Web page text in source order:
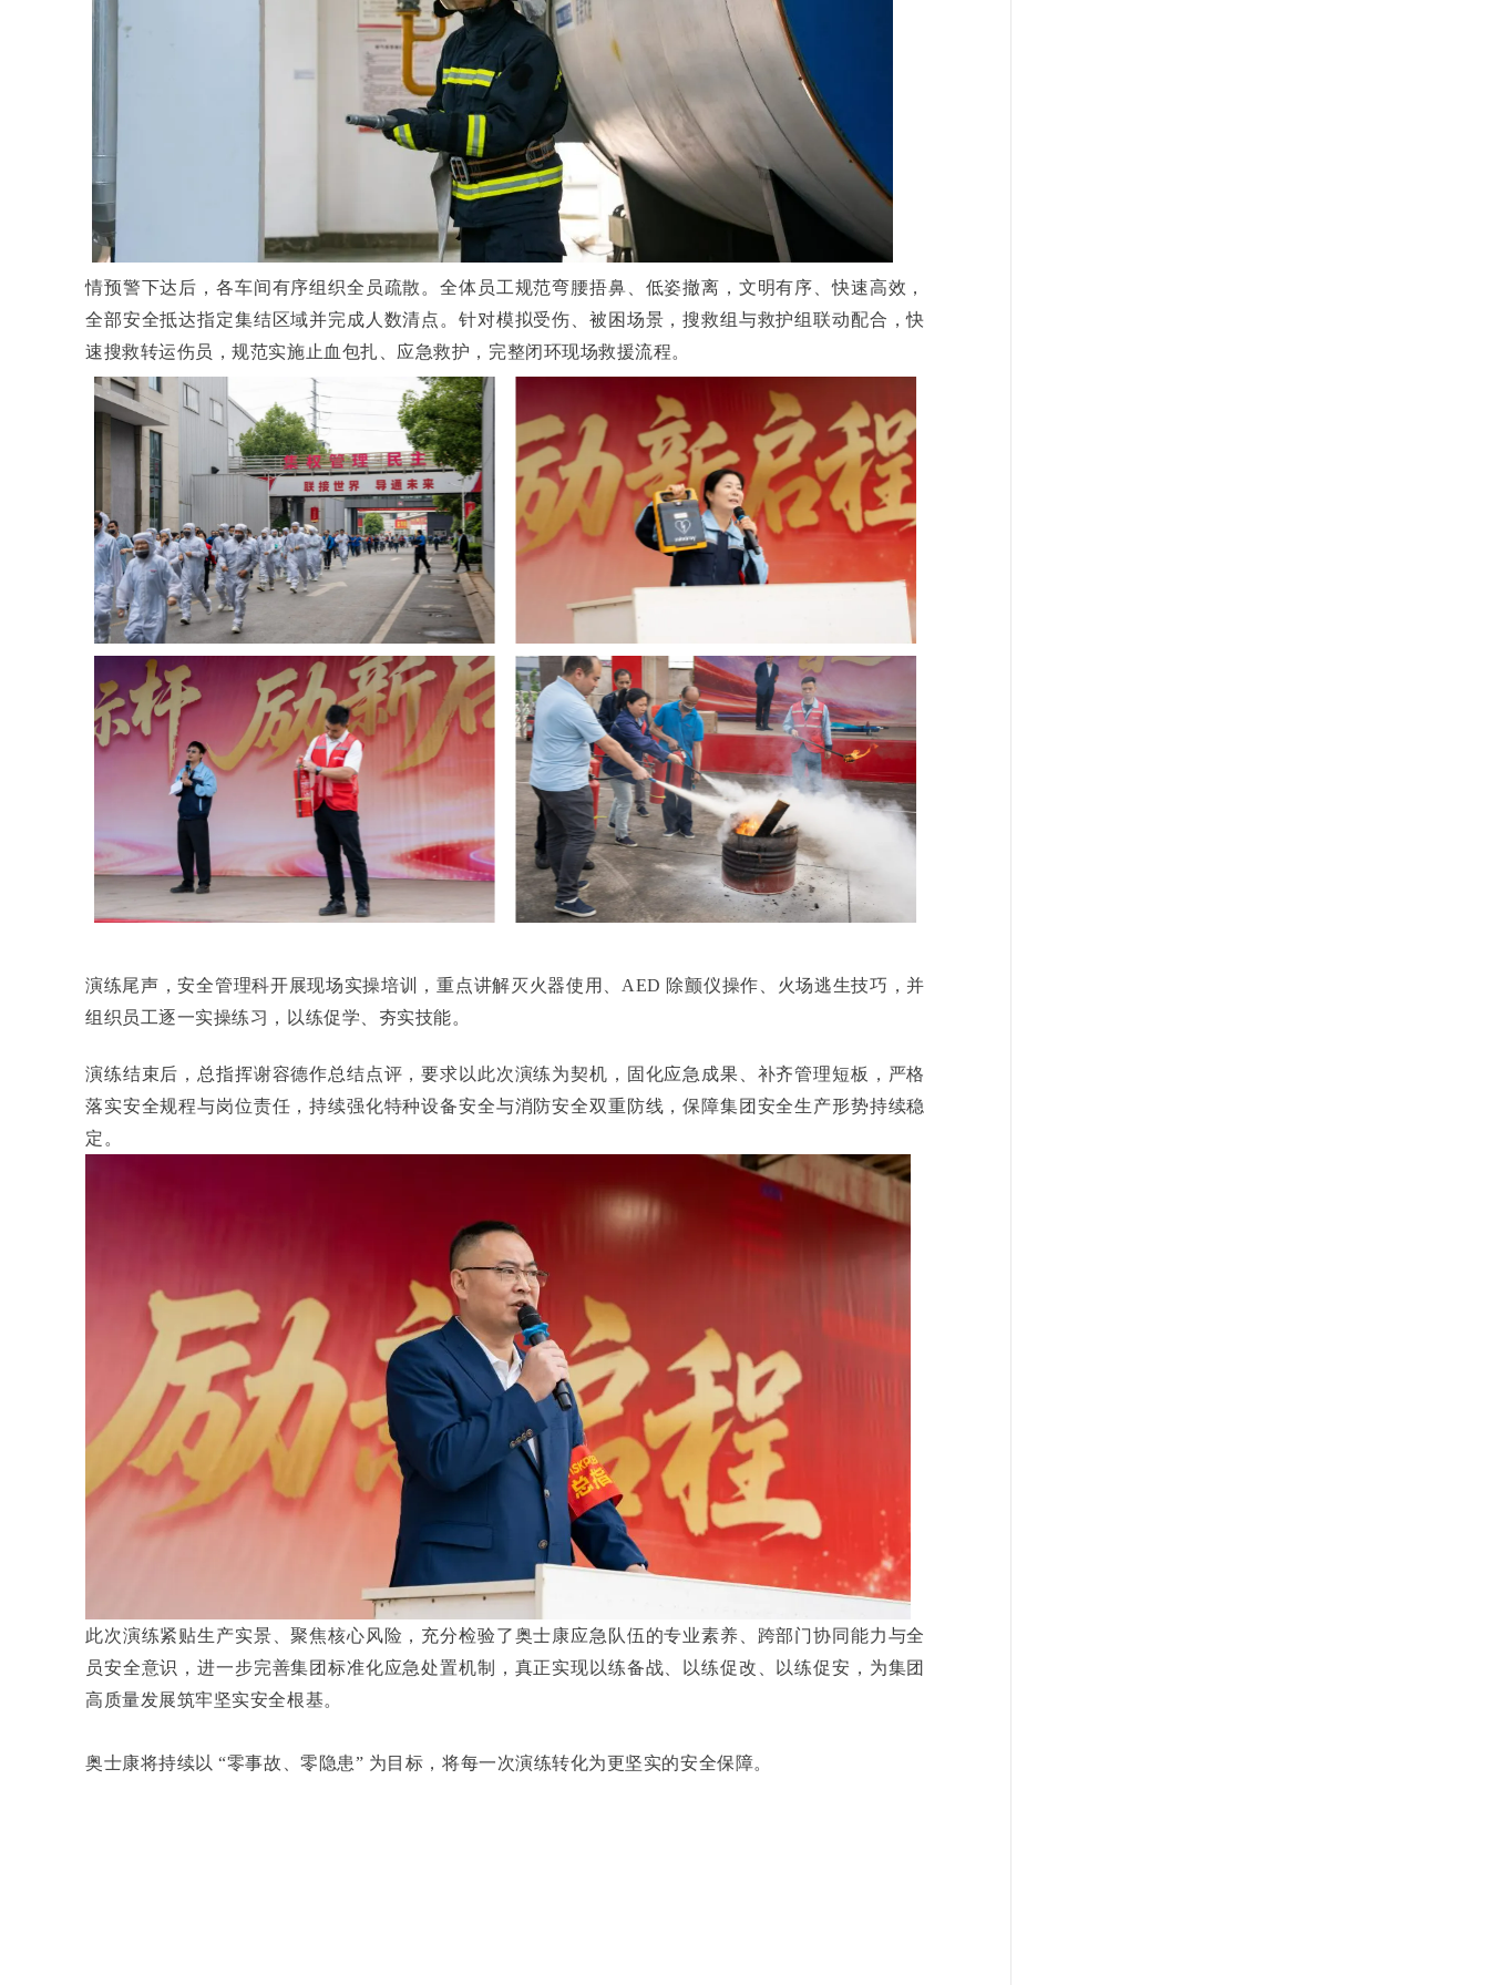
情预警下达后，各车间有序组织全员疏散。全体员工规范弯腰捂鼻、低姿撤离，文明有序、快速高效，
全部安全抵达指定集结区域并完成人数清点。针对模拟受伤、被困场景，搜救组与救护组联动配合，快
速搜救转运伤员，规范实施止血包扎、应急救护，完整闭环现场救援流程。
演练尾声，安全管理科开展现场实操培训，重点讲解灭火器使用、AED 除颤仪操作、火场逃生技巧，并
组织员工逐一实操练习，以练促学、夯实技能。
演练结束后，总指挥谢容德作总结点评，要求以此次演练为契机，固化应急成果、补齐管理短板，严格
落实安全规程与岗位责任，持续强化特种设备安全与消防安全双重防线，保障集团安全生产形势持续稳
定。
此次演练紧贴生产实景、聚焦核心风险，充分检验了奥士康应急队伍的专业素养、跨部门协同能力与全
员安全意识，进一步完善集团标准化应急处置机制，真正实现以练备战、以练促改、以练促安，为集团
高质量发展筑牢坚实安全根基。
奥士康将持续以 “零事故、零隐患” 为目标，将每一次演练转化为更坚实的安全保障。